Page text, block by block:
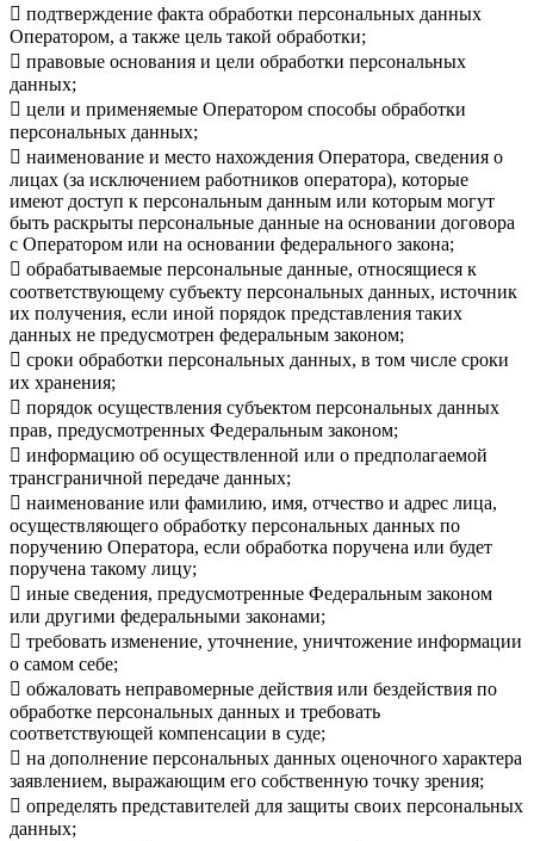
 подтверждение факта обработки персональных данных
Оператором, а также цель такой обработки;
 правовые основания и цели обработки персональных
данных;
 цели и применяемые Оператором способы обработки
персональных данных;
 наименование и место нахождения Оператора, сведения о
лицах (за исключением работников оператора), которые
имеют доступ к персональным данным или которым могут
быть раскрыты персональные данные на основании договора
с Оператором или на основании федерального закона;
 обрабатываемые персональные данные, относящиеся к
соответствующему субъекту персональных данных, источник
их получения, если иной порядок представления таких
данных не предусмотрен федеральным законом;
 сроки обработки персональных данных, в том числе сроки
их хранения;
 порядок осуществления субъектом персональных данных
прав, предусмотренных Федеральным законом;
 информацию об осуществленной или о предполагаемой
трансграничной передаче данных;
 наименование или фамилию, имя, отчество и адрес лица,
осуществляющего обработку персональных данных по
поручению Оператора, если обработка поручена или будет
поручена такому лицу;
 иные сведения, предусмотренные Федеральным законом
или другими федеральными законами;
 требовать изменение, уточнение, уничтожение информации
о самом себе;
 обжаловать неправомерные действия или бездействия по
обработке персональных данных и требовать
соответствующей компенсации в суде;
 на дополнение персональных данных оценочного характера
заявлением, выражающим его собственную точку зрения;
 определять представителей для защиты своих персональных
данных;